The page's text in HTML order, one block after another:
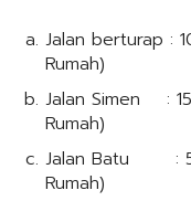
Jalan berturap :
Rumah)
Jalan Simen :
Rumah)
Jalan Batu :
Rumah)